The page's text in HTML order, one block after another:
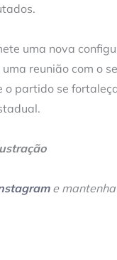
uma nova
reunião com o
partido se
e